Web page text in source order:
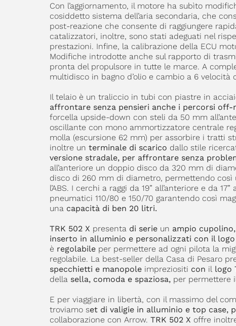
Con l’aggiornamento, il motore ha subìto
cosiddetto sistema dell’aria secondaria, che
post-reazione che consente di raggiungere
catalizzatori, inoltre, sono stati adeguati nel
prestazioni. Infine, la calibrazione della ECU
Modifiche introdotte anche sul rapporto di
pronta del propulsore in tutte le marce. A
multidisco in bagno d’olio e cambio a 6
Il telaio è un traliccio in tubi con piastre in
affrontare senza pensieri anche i percorsi off-
forcella upside-down con steli da 50 mm
oscillante con mono ammortizzatore centrale
molla (escursione 62 mm) per assorbire i tratti
inoltre un terminale di scarico dallo stile
versione stradale, per affrontare senza
all’anteriore un doppio disco da 320 mm di
disco di 260 mm di diametro, permettendo
l’ABS. I cerchi a raggi da 19” all’anteriore e da
pneumatici 110/80 e 150/70 garantendo così
una capacità di ben 20 litri.
TRK 502 X presenta di serieun ampio cupolino,
inserto in alluminio e personalizzati con il
è regolabile per permettere ad ogni pilota la
regolabile. La best-seller della Casa di Pesaro
specchietti e manopoleimpreziositi con il logo
della sella, comoda e spaziosa,per permettere
E per viaggiare in libertà, con il massimo del
troviamo set di valigie in alluminio e top case,
collaborazione con Arrow. TRK 502 X offre